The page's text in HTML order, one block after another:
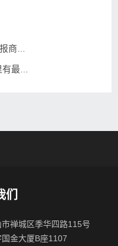
们
市禅城区季华四路115号
国金大厦B座1107